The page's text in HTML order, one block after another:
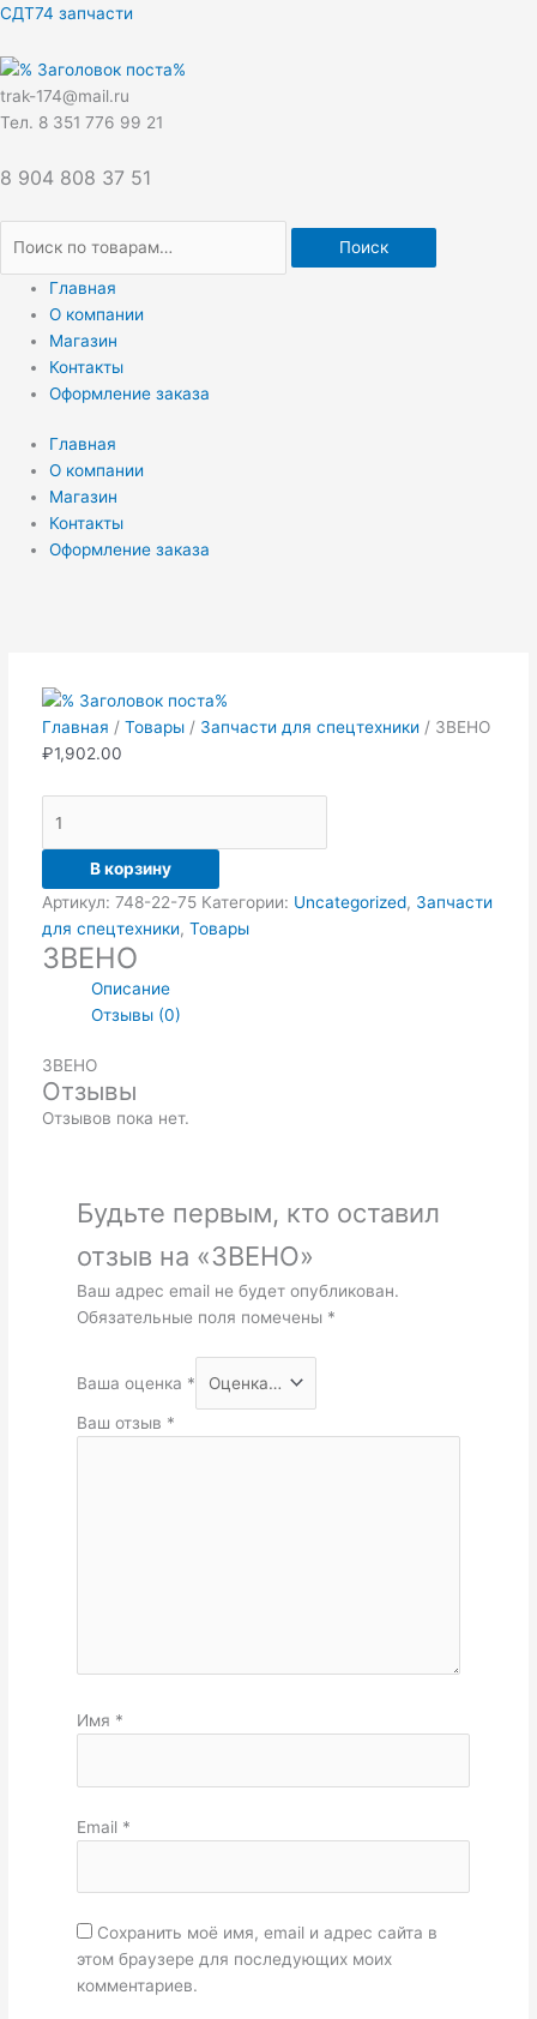
Перейти
содержимому
СДТ74 запчасти
trak-174@mail.ru
Тел. 8 351 776 99 21
8 904 808 37 51
Искать:
Поиск
Главная
О компании
Магазин
Контакты
Оформление заказа
Главная
О компании
Магазин
Контакты
Оформление заказа
Главная / Товары/ Запчасти для спецтехники / ЗВЕНО
₽1,902.00
В корзину
Артикул: 748-22-75 Категории: Uncategorized, Запчасти
для спецтехники, Товары
ЗВЕНО
Описание
Отзывы (0)
ЗВЕНО
Отзывы
Отзывов пока нет.
Будьте первым, кто оставил
отзыв на «ЗВЕНО»
Ваш адрес email не будет опубликован.
Обязательные поля помечены *
Ваша оценка *
Ваш отзыв *
Имя *
Email *
Сохранить моё имя, email и адрес сайта в
этом браузере для последующих моих
комментариев.